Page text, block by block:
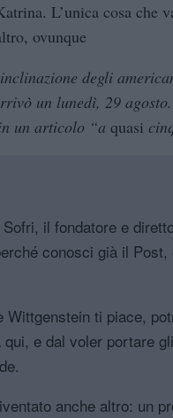
L’unica cosa che
ovunque
degli
un lunedì, 29
un articolo “a quasi
il fondatore e
conosci già il
Wittgenstein ti piace,
e dal voler portare
anche altro: un